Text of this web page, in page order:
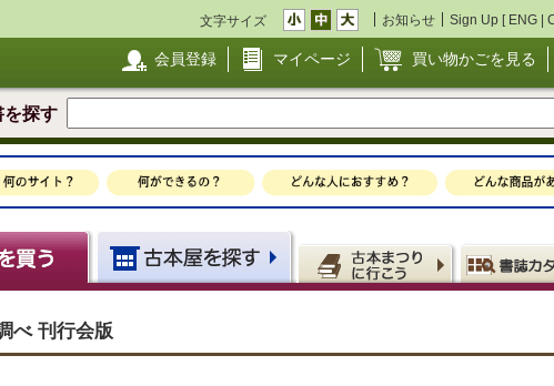
文字サイズ お知らせ Sign Up [ ENG |
会員登録 マイページ 買い物かごを見る
を探す
べ 刊行会版